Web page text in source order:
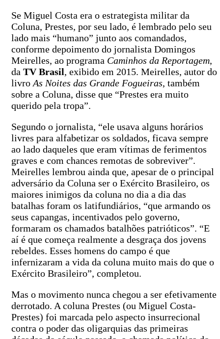
Se Miguel Costa era o estrategista militar da
Coluna, Prestes, por seu lado, é lembrado pelo seu
lado mais “humano” junto aos comandados,
conforme depoimento do jornalista Domingos
Meirelles, ao programa Caminhos da Reportagem,
da TV Brasil, exibido em 2015. Meirelles, autor do
livro As Noites das Grande Fogueiras, também
sobre a Coluna, disse que “Prestes era muito
querido pela tropa”.
Segundo o jornalista, “ele usava alguns horários
livres para alfabetizar os soldados, ficava sempre
ao lado daqueles que eram vítimas de ferimentos
graves e com chances remotas de sobreviver”.
Meirelles lembrou ainda que, apesar de o principal
adversário da Coluna ser o Exército Brasileiro, os
maiores inimigos da coluna no dia a dia das
batalhas foram os latifundiários, “que armando os
seus capangas, incentivados pelo governo,
formaram os chamados batalhões patrióticos”. “E
aí é que começa realmente a desgraça dos jovens
rebeldes. Esses homens do campo é que
infernizaram a vida da coluna muito mais do que o
Exército Brasileiro”, completou.
Mas o movimento nunca chegou a ser efetivamente
derrotado. A coluna Prestes (ou Miguel Costa-
Prestes) foi marcada pelo aspecto insurrecional
contra o poder das oligarquias das primeiras